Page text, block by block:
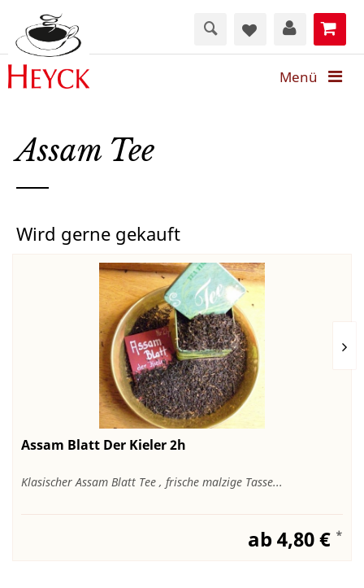
Menü
Assam Tee
Wird gerne gekauft
Assam Blatt Der Kieler 2h
Klasischer Assam Blatt Tee , frische malzige Tasse...
ab 4,80 € *